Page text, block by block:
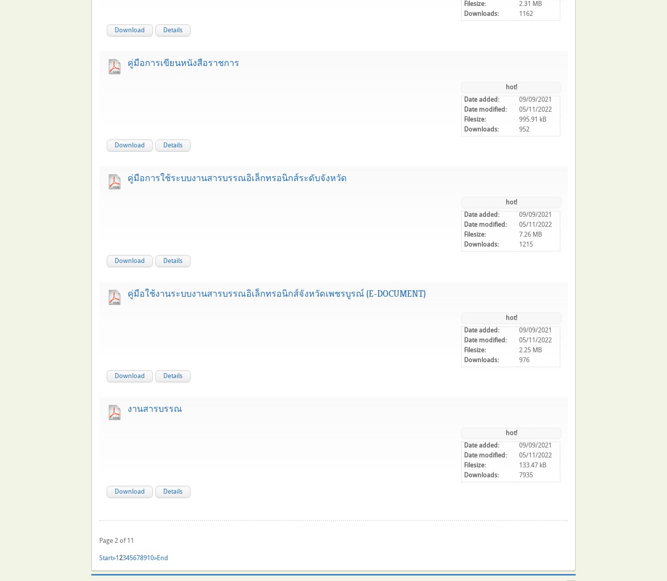
Filesize:
2.31 MB
Downloads:
1162
Download Details
คู่มือการเขียนหนังสือราชการ
hot!
Date added:
09/09/2021
Date modified:
05/11/2022
Filesize:
995.91 kB
Downloads:
952
Download Details
คู่มือการใช้ระบบงานสารบรรณอิเล็กทรอนิกส์ระดับจังหวัด
hot!
Date added:
09/09/2021
Date modified:
05/11/2022
Filesize:
7.26 MB
Downloads:
1215
Download Details
คู่มือใช้งานระบบงานสารบรรณอิเล็กทรอนิกส์จังหวัดเพชรบูรณ์ (E-DOCUMENT)
hot!
Date added:
09/09/2021
Date modified:
05/11/2022
Filesize:
2.25 MB
Downloads:
976
Download Details
งานสารบรรณ
hot!
Date added:
09/09/2021
Date modified:
05/11/2022
Filesize:
133.47 kB
Downloads:
7935
Download Details
Page 2 of 11
Start»1 2345678910»End